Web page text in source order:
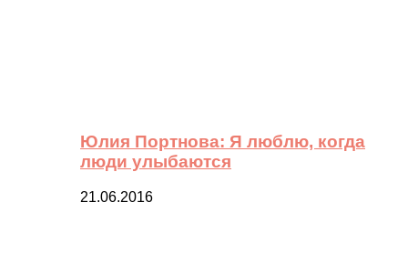
Юлия Портнова: Я люблю, когда
люди улыбаются
21.06.2016